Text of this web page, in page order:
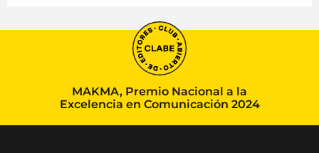
MAKMA, Premio Nacional a la
Excelencia en Comunicación 2024